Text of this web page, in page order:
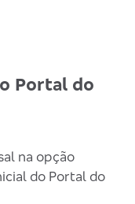
Portal do
na opção
do Portal do